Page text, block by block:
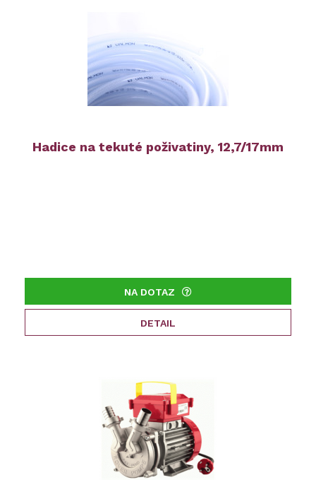
Hadice na tekuté poživatiny, 12,7/17mm
NA DOTAZ
DETAIL